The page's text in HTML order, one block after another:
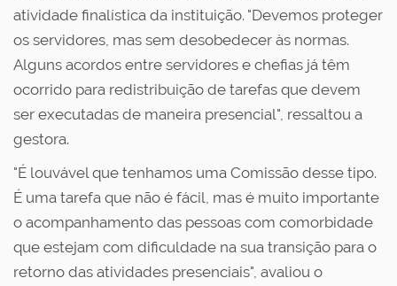
atividade finalística da instituição. "Devemos proteger
os servidores, mas sem desobedecer às normas.
Alguns acordos entre servidores e chefias já têm
ocorrido para redistribuição de tarefas que devem
ser executadas de maneira presencial", ressaltou a
gestora.
"É louvável que tenhamos uma Comissão desse tipo.
É uma tarefa que não é fácil, mas é muito importante
o acompanhamento das pessoas com comorbidade
que estejam com dificuldade na sua transição para o
retorno das atividades presenciais", avaliou o